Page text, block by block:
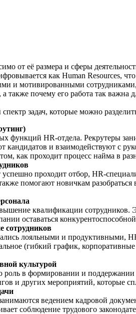
от её размера и сферы
как Human Resources,
и мотивированными сотрудниками,
также почему его работа так важна
задач, которые можно
функций HR-отдела. Рекрутеры
кандидатов и взаимодействуют с
как проходит процесс найма в
успешно проходит отбор, HR-
помогают новичкам разобраться
квалификации
оставаться
сотрудников
лояльными и продуктивными,
(гибкий график,
культурой
роль в формировании и
и других мероприятий, которые
ведением кадровой
соблюдение трудового